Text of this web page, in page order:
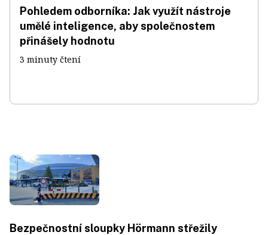
Pohledem odborníka: Jak využít nástroje
umělé inteligence, aby společnostem
přinášely hodnotu
3 minuty čtení
Bezpečnostní sloupky Hörmann střežily